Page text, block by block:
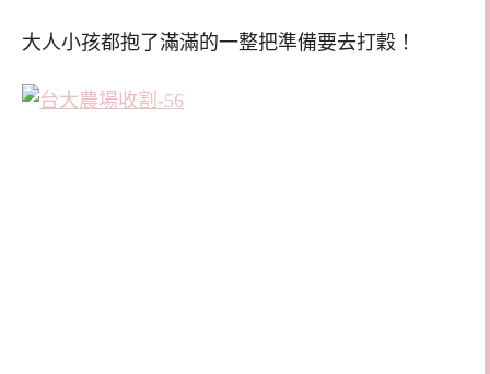
大人小孩都抱了滿滿的一整把準備要去打穀！